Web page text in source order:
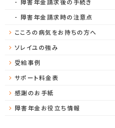
障害年金請求後の手続き
障害年金請求時の注意点
こころの病気をお持ちの方へ
ソレイユの強み
受給事例
サポート料金表
感謝のお手紙
障害年金お役立ち情報